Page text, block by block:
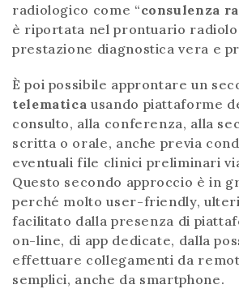
radiologico come “consulenza
è riportata nel prontuario
prestazione diagnostica vera e
È poi possibile approntare un
telematica usando piattaforme
consulto, alla conferenza, alla
scritta o orale, anche previa
eventuali file clinici preliminari
Questo secondo approccio è in
perché molto user-friendly,
facilitato dalla presenza di
on-line, di app dedicate, dalla
effettuare collegamenti da
semplici, anche da smartphone.